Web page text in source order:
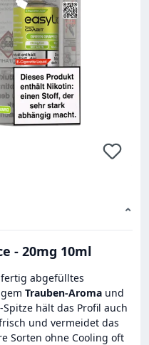
⌄
- 20mg 10ml
abgefülltes
Trauben-Aroma und
Spitze hält das Profil auch
und vermeidet das
Sorten ohne Cooling oft